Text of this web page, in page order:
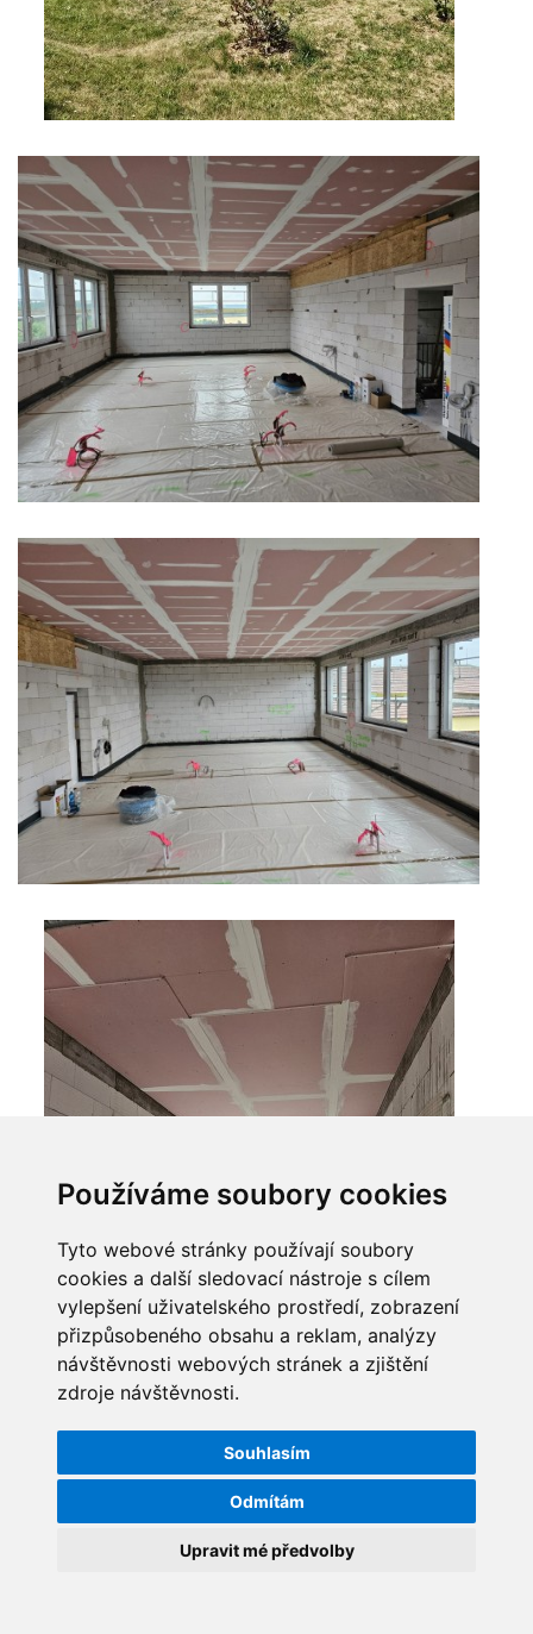
Používáme soubory cookies
Tyto webové stránky používají soubory
cookies a další sledovací nástroje s cílem
vylepšení uživatelského prostředí, zobrazení
přizpůsobeného obsahu a reklam, analýzy
návštěvnosti webových stránek a zjištění
zdroje návštěvnosti.
Souhlasím
Odmítám
Upravit mé předvolby